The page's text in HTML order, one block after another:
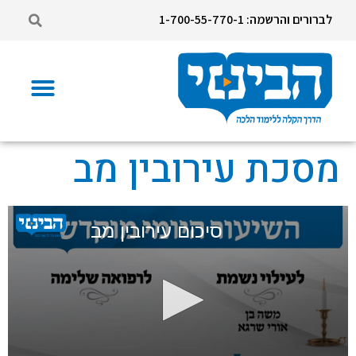
לברורים והרשמה: 1-700-55-770-1
מסכת עירובין מב
סיכום עירובין מב